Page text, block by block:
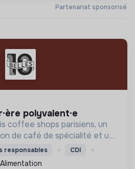
Partenariat sponsorisé
polyvalent·e
coffee shops parisiens, un
de café de spécialité et un
dans une démarche
responsables CDI
Alimentation